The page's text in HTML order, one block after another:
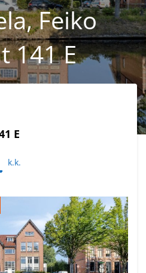
Feiko
141 E
E
k.k.